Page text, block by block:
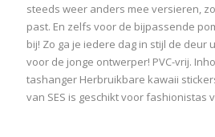
steeds weer anders mee versieren,
past. En zelfs voor de bijpassende
bij! Zo ga je iedere dag in stijl de deur
voor de jonge ontwerper! PVC-vrij.
tashanger Herbruikbare kawaii
van SES is geschikt voor fashionistas